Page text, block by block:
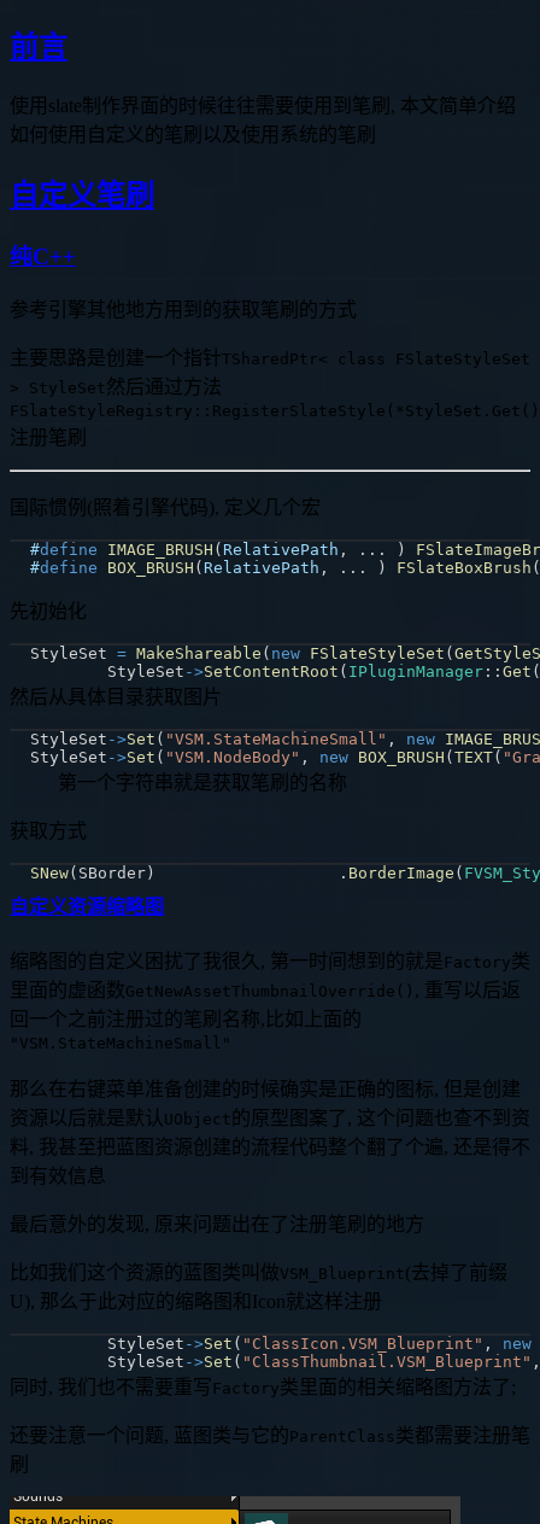
前言
使用slate制作界面的时候往往需要使用到笔刷, 本文简单介绍
如何使用自定义的笔刷以及使用系统的笔刷
自定义笔刷
纯C++
参考引擎其他地方用到的获取笔刷的方式
主要思路是创建一个指针TSharedPtr< class FSlateStyleSet
> StyleSet 然后通过方法
注册笔刷
国际惯例(照着引擎代码), 定义几个宏
#define IMAGE_BRUSH ( RelativePath , . . . )
#define BOX_BRUSH ( RelativePath , . . . ) FSlateBoxBrush (
先初始化
StyleSet = MakeShareable ( new FSlateStyleSet (
	StyleSet
->SetContentRoot ( IPluginManager :: Get (
然后从具体目录获取图片
StyleSet ->Set ( "VSM.StateMachineSmall" , new
StyleSet ->Set ( "VSM.NodeBody" , new BOX_BRUSH (TEXT(
第一个字符串就是获取笔刷的名称
获取方式
SNew( SBorder) . BorderImage (
自定义资源缩略图
缩略图的自定义困扰了我很久, 第一时间想到的就是 Factory类
里面的虚函数GetNewAssetThumbnailOverride() , 重写以后返
回一个之前注册过的笔刷名称,比如上面的
"VSM.StateMachineSmall"
那么在右键菜单准备创建的时候确实是正确的图标, 但是创建
资源以后就是默认 UObject 的原型图案了, 这个问题也查不到资
料, 我甚至把蓝图资源创建的流程代码整个翻了个遍, 还是得不
到有效信息
最后意外的发现, 原来问题出在了注册笔刷的地方
比如我们这个资源的蓝图类叫做VSM_Blueprint (去掉了前缀
U), 那么于此对应的缩略图和Icon就这样注册
	StyleSet
->Set ( "ClassIcon.VSM_Blueprint" ,
new
	StyleSet
->Set ( "ClassThumbnail.VSM_Blueprint" ,
同时, 我们也不需要重写 Factory类里面的相关缩略图方法了;
还要注意一个问题, 蓝图类与它的ParentClass 类都需要注册笔
刷